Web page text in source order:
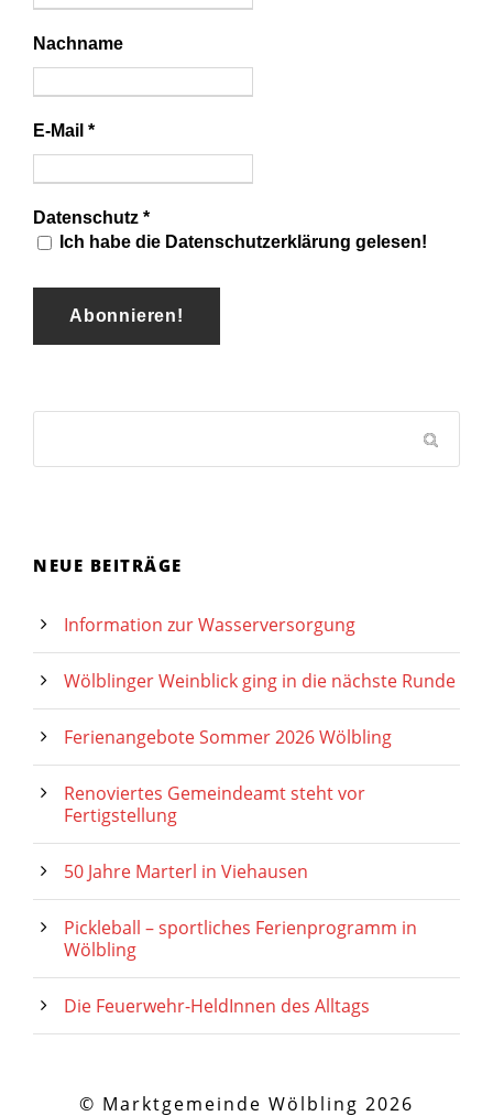
Nachname
E-Mail *
Datenschutz *
Ich habe die Datenschutzerklärung gelesen!
NEUE BEITRÄGE
Information zur Wasserversorgung
Wölblinger Weinblick ging in die nächste Runde
Ferienangebote Sommer 2026 Wölbling
Renoviertes Gemeindeamt steht vor
Fertigstellung
50 Jahre Marterl in Viehausen
Pickleball – sportliches Ferienprogramm in
Wölbling
Die Feuerwehr-HeldInnen des Alltags
© Marktgemeinde Wölbling 2026